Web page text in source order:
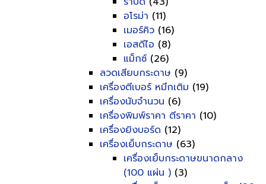
อโรม่า (11)
เมอร์คิว (16)
เอสดีไอ (8)
แม็กซ์ (26)
ลวดเสียบกระดาษ (9)
เครื่องตีเบอร์ หมึกเติม (19)
เครื่องนับจำนวน (6)
เครื่องพิมพ์ราคา ตีราคา (10)
เครื่องยิงบอร์ด (12)
เครื่องเย็บกระดาษ (63)
เครื่องเย็บกระดาษขนาดกลาง
(100 แผ่น ) (3)